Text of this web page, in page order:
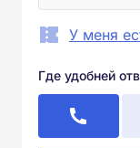
У меня
Где удобней